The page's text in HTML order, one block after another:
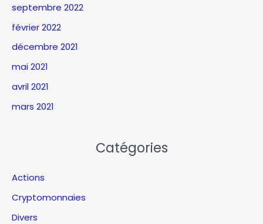
septembre 2022
février 2022
décembre 2021
mai 2021
avril 2021
mars 2021
Catégories
Actions
Cryptomonnaies
Divers